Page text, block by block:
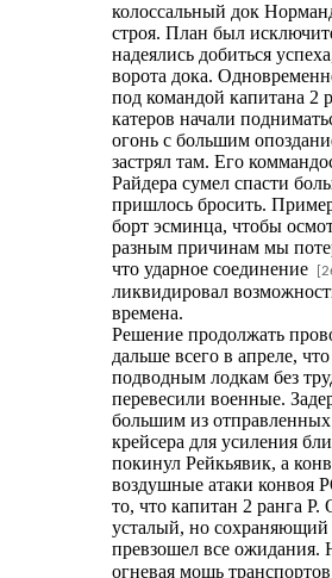
колоссальный док
строя. План был
надеялись добиться
ворота дока.
под командой капитана 2
катеров начали
огонь с большим
застрял там. Его
Райдера сумел спасти
пришлось бросить.
борт эсминца, чтобы
разным причинам мы
что ударное соединение
ликвидировал
времена.
Решение продолжать
дальше всего в апреле,
подводным лодкам без
перевесили военные.
большим из отправленных
крейсера для усиления
покинул Рейкьявик, а
воздушные атаки конвоя
то, что капитан 2 ранга
усталый, но сохраняющий
превзошел все ожидания.
огневая мощь